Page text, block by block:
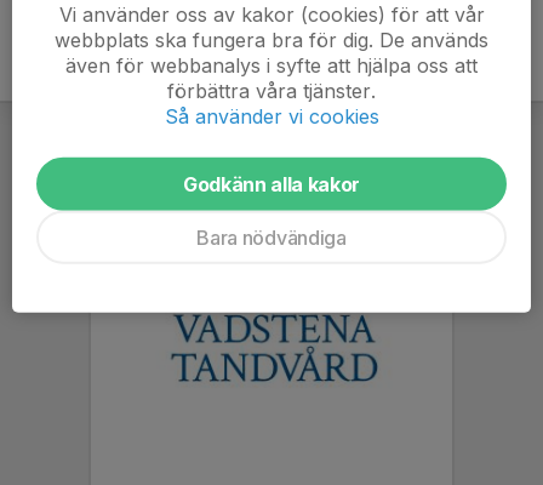
Vi använder oss av kakor (cookies) för att vår
webbplats ska fungera bra för dig. De används
även för webbanalys i syfte att hjälpa oss att
förbättra våra tjänster.
Så använder vi cookies
Godkänn alla kakor
Bara nödvändiga